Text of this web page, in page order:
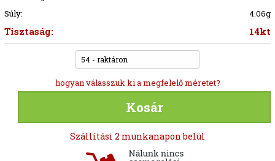
Súly:
4.06g
Tisztaság: 14kt
54 - raktáron
hogyan válasszuk ki a megfelelő méretet?
Kosár
Szállítási 2 munkanapon belül